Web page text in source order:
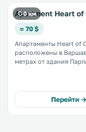
0 км
Apartment Heart of
≈ 70 $
Апартаменты Heart of
расположены в
метрах от здания
На всей территории
бесплатный Wi-Fi. .
Перейти →